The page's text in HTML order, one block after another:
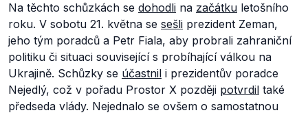
Na těchto schůzkách se dohodli na začátku letošního
roku. V sobotu 21. května se sešli prezident Zeman,
jeho tým poradců a Petr Fiala, aby probrali zahraniční
politiku či situaci související s probíhající válkou na
Ukrajině. Schůzky se účastnil i prezidentův poradce
Nejedlý, což v pořadu Prostor X později potvrdil také
předseda vlády. Nejednalo se ovšem o samostatnou